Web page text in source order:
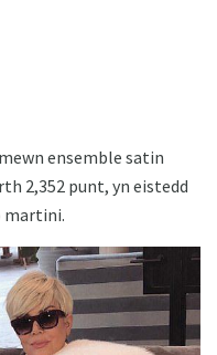
ensemble satin
2,352 punt, yn eistedd
martini.